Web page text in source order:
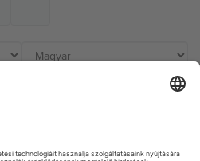
United Kingdom